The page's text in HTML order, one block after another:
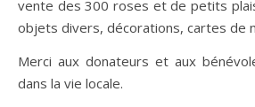
vente des 300 roses et de petits
objets divers, décorations, cartes de
Merci aux donateurs et aux
dans la vie locale.